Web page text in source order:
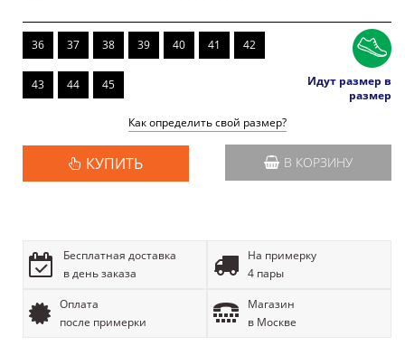
36 37 38 39 40 41 42
43 44 45
Идут размер в
размер
Как определить свой размер?
КУПИТЬ В КОРЗИНУ
Бесплатная доставка
в день заказа
На примерку
4 пары
Оплата
после примерки
Магазин
в Москве